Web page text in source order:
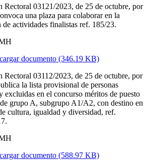
Rectoral 03121/2023, de 25 de octubre, por
una plaza para colaborar en la
de actividades finalistas ref. 185/23.
documento (346.19 KB)
Rectoral 03112/2023, de 25 de octubre, por
la lista provisional de personas
excluidas en el concurso méritos de puesto
grupo A, subgrupo A1/A2, con destino en
cultura, igualdad y diversidad, ref.
documento (588.97 KB)